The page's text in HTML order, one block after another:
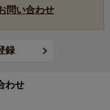
問い合わせ
わせ